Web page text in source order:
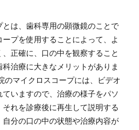
とは、歯科専用の顕微鏡のことで
プを使用することによって、よ
、正確に、口の中を観察すること
治療に大きなメリットがありま
マイクロスコープには、ビデオ
ていますので、治療の様子をパソ
それを診療後に再生して説明する
自分の口の中の状態や治療内容が